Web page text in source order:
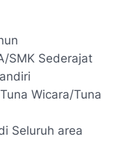
SMK Sederajat
Wicara/Tuna
Seluruh area